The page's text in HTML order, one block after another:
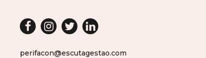
perifacon@escutagestao.com